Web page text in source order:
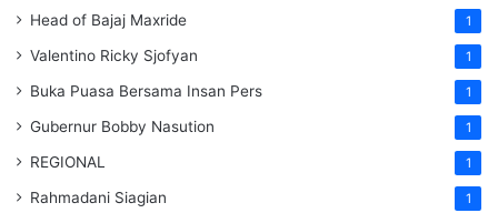
Head of Bajaj Maxride 1
Valentino Ricky Sjofyan 1
Buka Puasa Bersama Insan Pers 1
Gubernur Bobby Nasution 1
REGIONAL 1
Rahmadani Siagian 1